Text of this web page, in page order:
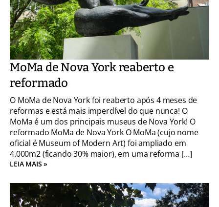
MoMa de Nova York reaberto e
reformado
O MoMa de Nova York foi reaberto após 4 meses de
reformas e está mais imperdível do que nunca! O
MoMa é um dos principais museus de Nova York! O
reformado MoMa de Nova York O MoMa (cujo nome
oficial é Museum of Modern Art) foi ampliado em
4.000m2 (ficando 30% maior), em uma reforma […]
LEIA MAIS »